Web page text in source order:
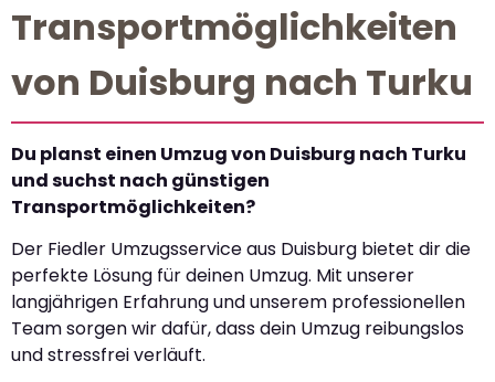
Transportmöglichkeiten
von Duisburg nach Turku
Du planst einen Umzug von Duisburg nach Turku
und suchst nach günstigen
Transportmöglichkeiten?
Der Fiedler Umzugsservice aus Duisburg bietet dir die
perfekte Lösung für deinen Umzug. Mit unserer
langjährigen Erfahrung und unserem professionellen
Team sorgen wir dafür, dass dein Umzug reibungslos
und stressfrei verläuft.